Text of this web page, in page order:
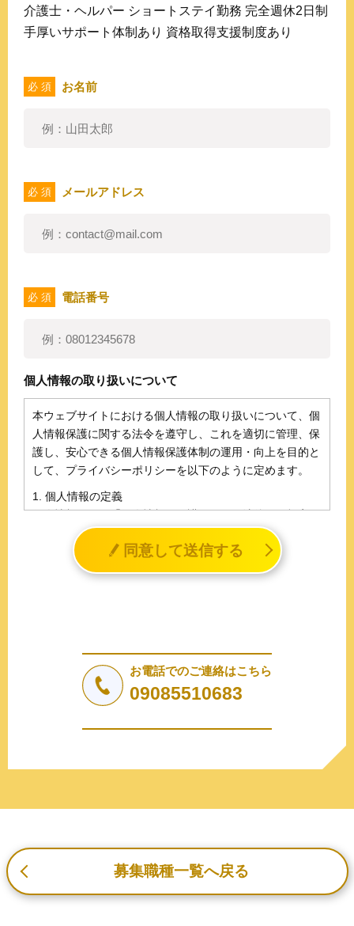
介護士・ヘルパー ショートステイ勤務 完全週休2日制
手厚いサポート体制あり 資格取得支援制度あり
必 須 お名前
必 須 メールアドレス
必 須 電話番号
個人情報の取り扱いについて
本ウェブサイトにおける個人情報の取り扱いについて、個
人情報保護に関する法令を遵守し、これを適切に管理、保
護し、安心できる個人情報保護体制の運用・向上を目的と
して、プライバシーポリシーを以下のように定めます。
1. 個人情報の定義
個人情報とは、「個人情報の保護に関する法律」に規定さ
れる生存する個人に関する情報であって、氏名、生年月日
その他の記述等により特定の個人を識別することができる
情報（個人識別情報）を指します。
a.応募者等からのお問い合わせに対応・管理するため
b.本ウェブサイトにおけるサービスの提供・運用のため
3. プライバシー尊重
4. 法令等の遵守
応募者等の個人情報の取得、利用その他一切の取り扱いに
令、及び本プライバシーポリシーを遵守します。
同意して送信する
お電話でのご連絡はこちら
09085510683
募集職種一覧へ戻る